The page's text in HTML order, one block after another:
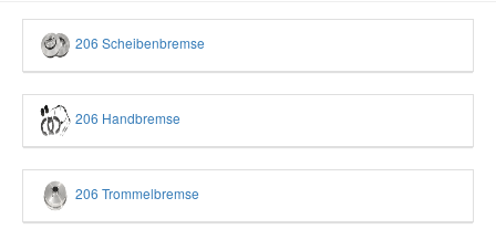
206 Scheibenbremse
206 Handbremse
206 Trommelbremse